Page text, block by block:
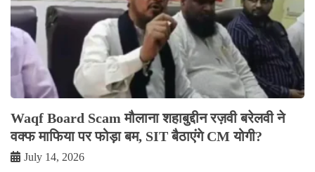
Waqf Board Scam मौलाना शहाबुद्दीन रज़वी बरेलवी ने
वक्फ माफिया पर फोड़ा बम, SIT बैठाएंगे CM योगी?
July 14, 2026